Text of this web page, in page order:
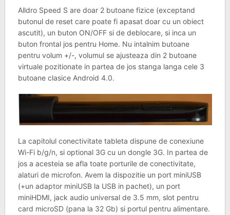
Alldro Speed S are doar 2 butoane fizice (exceptand
butonul de reset care poate fi apasat doar cu un obiect
ascutit), un buton ON/OFF si de deblocare, si inca un
buton frontal jos pentru Home. Nu intalnim butoane
pentru volum +/-, volumul se ajusteaza din 2 butoane
virtuale pozitionate in partea de jos stanga langa cele 3
butoane clasice Android 4.0.
La capitolul conectivitate tableta dispune de conexiune
Wi-Fi b/g/n, si optional 3G cu un dongle 3G. In partea de
jos a acesteia se afla toate porturile de conectivitate,
alaturi de microfon. Avem la dispozitie un port miniUSB
(+un adaptor miniUSB la USB in pachet), un port
miniHDMI, jack audio universal de 3.5 mm, slot pentru
card microSD (pana la 32 Gb) si portul pentru alimentare.